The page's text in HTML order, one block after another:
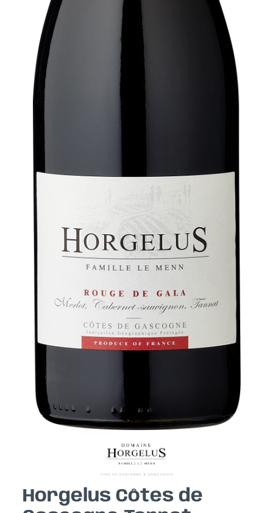
Horgelus Côtes de